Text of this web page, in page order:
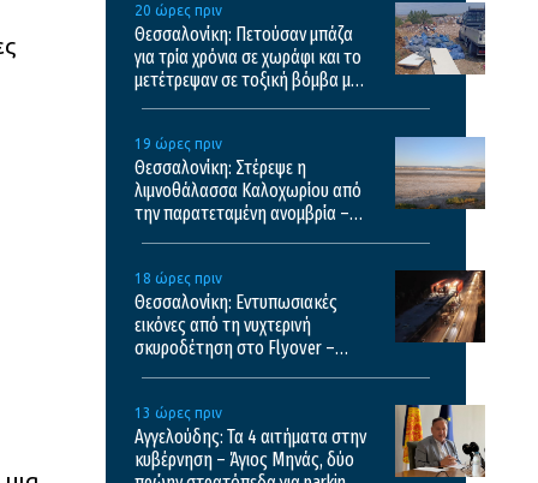
20 ώρες πριν
Θεσσαλονίκη: Πετούσαν μπάζα
για τρία χρόνια σε χωράφι και το
μετέτρεψαν σε τοξική βόμβα με
19 ώρες πριν
Θεσσαλονίκη: Στέρεψε η
λιμνοθάλασσα Καλοχωρίου από
την παρατεταμένη ανομβρία –
18 ώρες πριν
Θεσσαλονίκη: Εντυπωσιακές
εικόνες από τη νυχτερινή
σκυροδέτηση στο Flyover –
13 ώρες πριν
Αγγελούδης: Τα 4 αιτήματα στην
κυβέρνηση – Άγιος Μηνάς, δύο